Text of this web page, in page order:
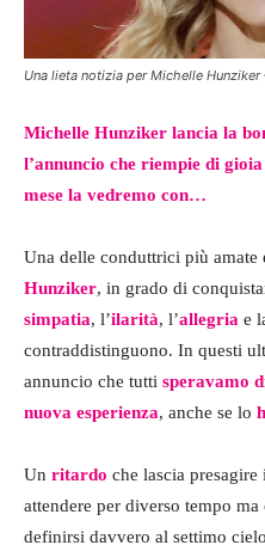
Una lieta notizia per Michelle Hunziker
Michelle Hunziker lancia la
l’annuncio che riempie di
mese la vedremo con…
Una delle conduttrici più amate
Hunziker, in grado di
simpatia, l’ilarità, l’allegria e
contraddistinguono. In questi
annuncio che tutti speravamo
nuova esperienza, anche se lo
Un ritardo che lascia presagire
attendere per diverso tempo
definirsi davvero al settimo